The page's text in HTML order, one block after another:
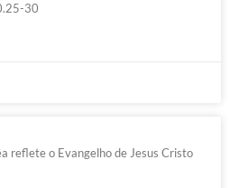
30
reflete o Evangelho de Jesus Cristo